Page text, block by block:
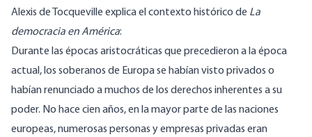
Alexis de Tocqueville explica el contexto histórico de La
democracia en América:
Durante las épocas aristocráticas que precedieron a la época
actual, los soberanos de Europa se habían visto privados o
habían renunciado a muchos de los derechos inherentes a su
poder. No hace cien años, en la mayor parte de las naciones
europeas, numerosas personas y empresas privadas eran